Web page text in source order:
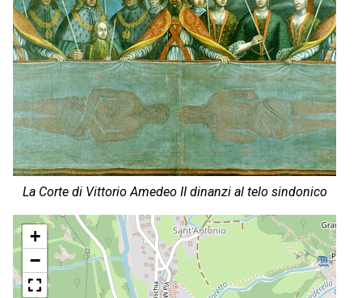
La Corte di Vittorio Amedeo II dinanzi al telo sindonico
+
−